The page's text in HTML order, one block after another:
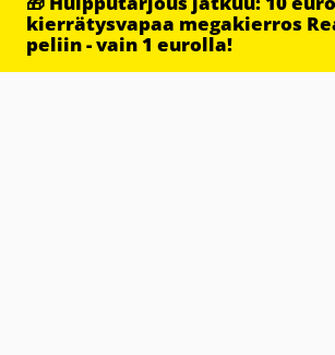
kierrätysvapaa megakierros
peliin - vain 1 eurolla!